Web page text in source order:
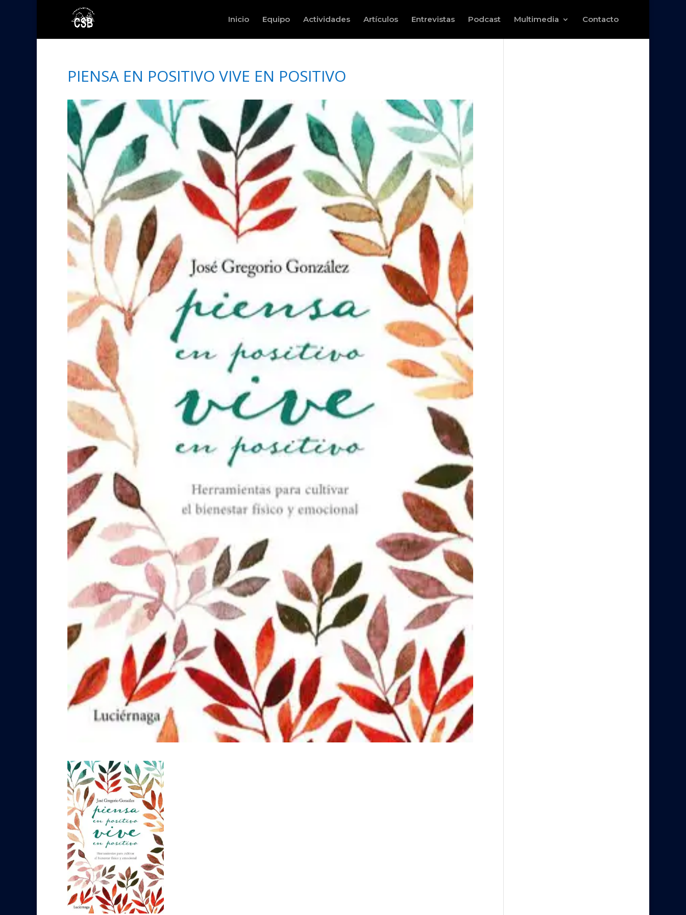
Inicio Equipo Actividades Artículos Entrevistas Podcast Multimedia Contacto
PIENSA EN POSITIVO VIVE EN POSITIVO